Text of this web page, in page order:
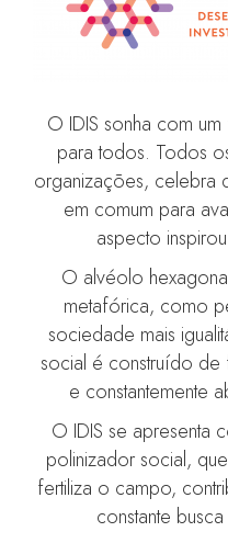
O IDIS sonha com
para todos. Todos
organizações, celebra
em comum para
aspecto
O alvéolo
metafórica, como
sociedade mais
social é construído
e constantemente
O IDIS se apresenta
polinizador social,
fertiliza o campo,
constante